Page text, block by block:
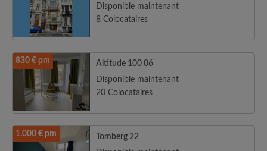
Disponible maintenant
8 Colocataires
830 € pm
Altitude 100 06
Disponible maintenant
20 Colocataires
1.000 € pm
Tomberg 22